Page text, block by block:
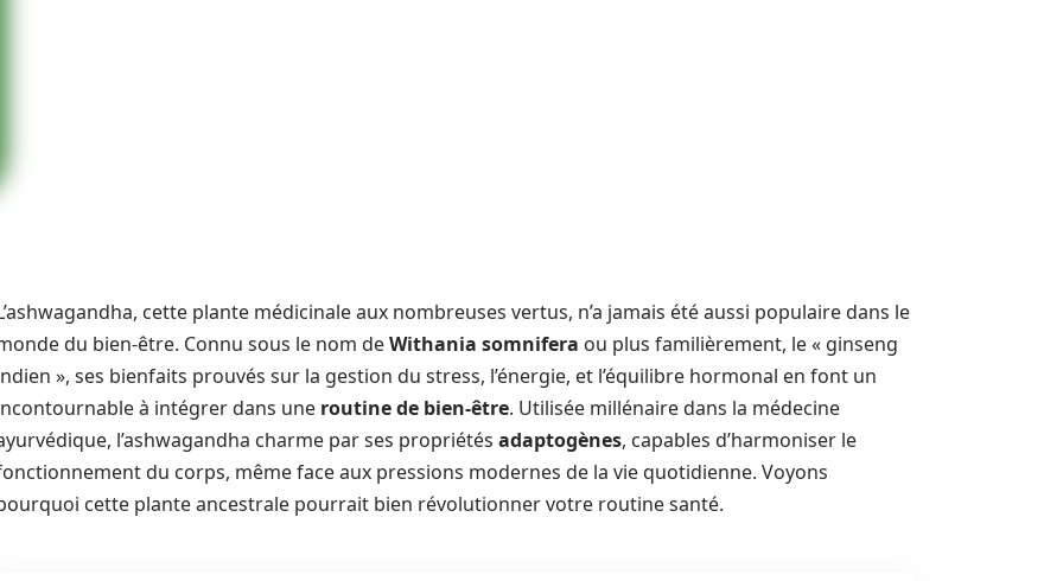
cette plante médicinale aux nombreuses vertus, n’a jamais été aussi populaire dans le
du bien-être. Connu sous le nom deWithania somnifera ou plus familièrement, le « ginseng
», ses bienfaits prouvés sur la gestion du stress, l’énergie, et l’équilibre hormonal en font un
à intégrer dans une routine de bien-être. Utilisée millénaire dans la médecine
l’ashwagandha charme par ses propriétés adaptogènes, capables d’harmoniser le
du corps, même face aux pressions modernes de la vie quotidienne. Voyons
cette plante ancestrale pourrait bien révolutionner votre routine santé.